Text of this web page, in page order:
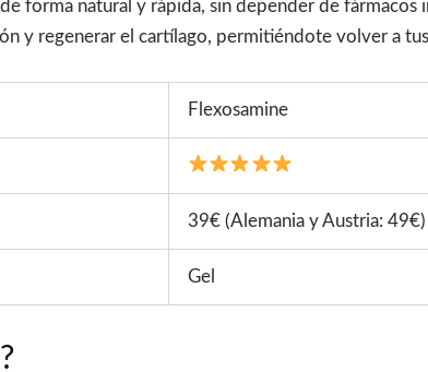
forma natural y rápida, sin depender de fármacos
y regenerar el cartílago, permitiéndote volver a
Flexosamine
39€ (Alemania y Austria: 49€)
Gel